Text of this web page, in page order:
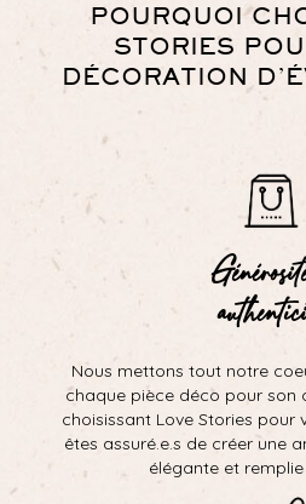
POURQUOI
STORIES
DÉCORATION
Nous mettons tout notre
chaque pièce déco pour son
choisissant Love Stories pour
êtes assuré.e.s de créer une
élégante et remplie